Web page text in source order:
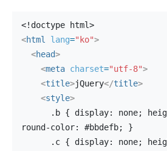
<!doctype html>
<html lang="ko">
<head>
<meta charset="utf-8">
<title>jQuery</title>
<style>
round-color: #bbdefb; }